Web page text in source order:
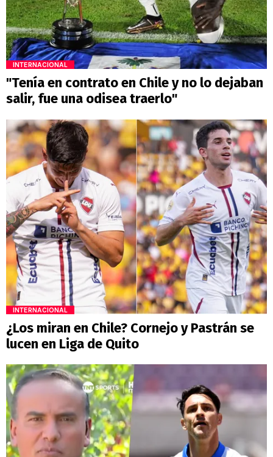
INTERNACIONAL
"Tenía en contrato en Chile y no lo dejaban
salir, fue una odisea traerlo"
INTERNACIONAL
¿Los miran en Chile? Cornejo y Pastrán se
lucen en Liga de Quito